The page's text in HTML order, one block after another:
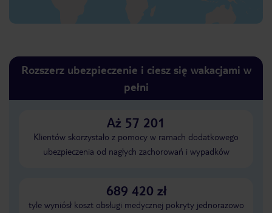
Rozszerz ubezpieczenie i ciesz się wakacjami w
pełni
Aż 57 201
Klientów skorzystało z pomocy w ramach dodatkowego
ubezpieczenia od nagłych zachorowań i wypadków
689 420 zł
tyle wyniósł koszt obsługi medycznej pokryty jednorazowo